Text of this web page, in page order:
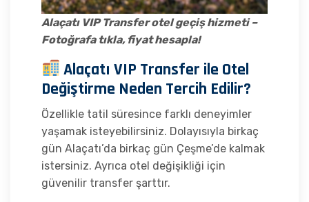
Alaçatı VIP Transfer otel geçiş hizmeti –
Fotoğrafa tıkla, fiyat hesapla!
Alaçatı VIP Transfer ile Otel
Değiştirme Neden Tercih Edilir?
Özellikle tatil süresince farklı deneyimler
yaşamak isteyebilirsiniz. Dolayısıyla birkaç
gün Alaçatı’da birkaç gün Çeşme’de kalmak
istersiniz. Ayrıca otel değişikliği için
güvenilir transfer şarttır.